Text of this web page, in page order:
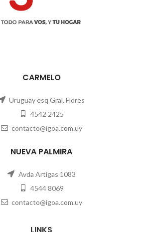
CARMELO
Uruguay esq Gral. Flores
4542 2425
contacto@igoa.com.uy
NUEVA PALMIRA
Avda Artigas 1083
4544 8069
contacto@igoa.com.uy